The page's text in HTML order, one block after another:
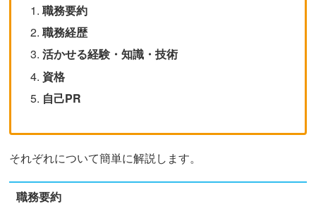
職務要約
職務経歴
活かせる経験・知識・技術
資格
自己PR
それぞれについて簡単に解説します。
職務要約